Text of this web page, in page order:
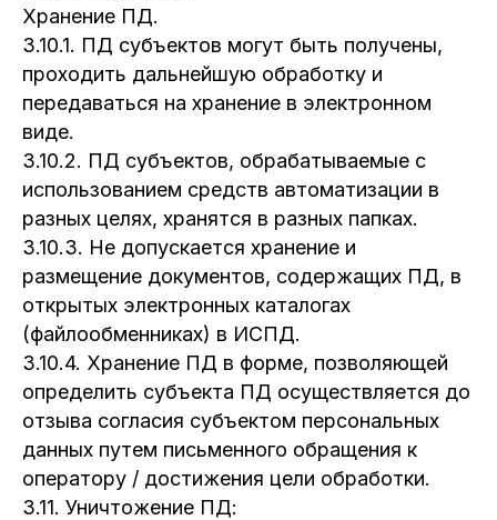
Хранение ПД.
3.10.1. ПД субъектов могут быть получены,
проходить дальнейшую обработку и
передаваться на хранение в электронном
виде.
3.10.2. ПД субъектов, обрабатываемые с
использованием средств автоматизации в
разных целях, хранятся в разных папках.
3.10.3. Не допускается хранение и
размещение документов, содержащих ПД, в
открытых электронных каталогах
(файлообменниках) в ИСПД.
3.10.4. Хранение ПД в форме, позволяющей
определить субъекта ПД осуществляется до
отзыва согласия субъектом персональных
данных путем письменного обращения к
оператору / достижения цели обработки.
3.11. Уничтожение ПД: